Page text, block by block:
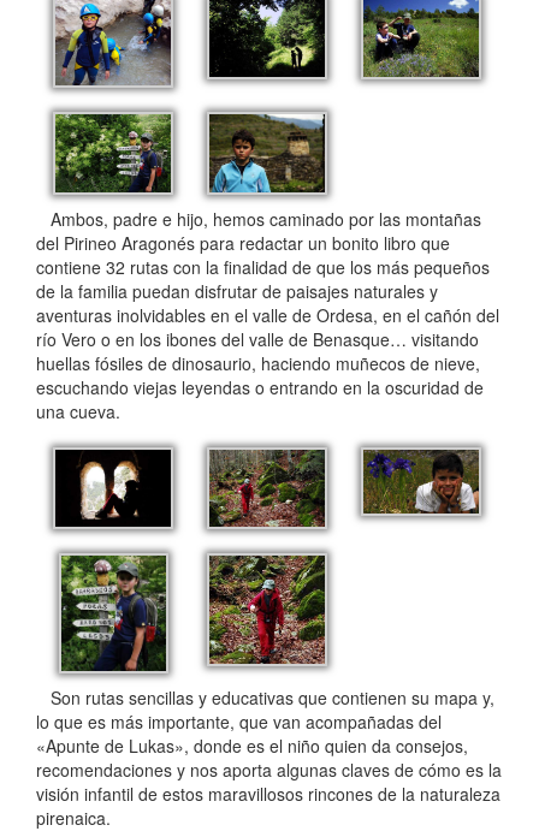
Ambos, padre e hijo, hemos caminado por las montañas
del Pirineo Aragonés para redactar un bonito libro que
contiene 32 rutas con la finalidad de que los más pequeños
de la familia puedan disfrutar de paisajes naturales y
aventuras inolvidables en el valle de Ordesa, en el cañón del
río Vero o en los ibones del valle de Benasque… visitando
huellas fósiles de dinosaurio, haciendo muñecos de nieve,
escuchando viejas leyendas o entrando en la oscuridad de
una cueva.
Son rutas sencillas y educativas que contienen su mapa y,
lo que es más importante, que van acompañadas del
«Apunte de Lukas», donde es el niño quien da consejos,
recomendaciones y nos aporta algunas claves de cómo es la
visión infantil de estos maravillosos rincones de la naturaleza
pirenaica.